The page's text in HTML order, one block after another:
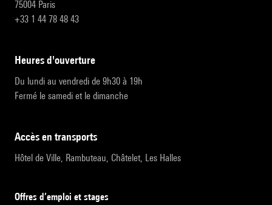
75004 Paris
+33 1 44 78 48 43
heures d'ouverture
Du lundi au vendredi de 9h30 à 19h
Fermé le samedi et le dimanche
accès en transports
Hôtel de Ville, Rambuteau, Châtelet, Les Halles
Offres d’emploi et stages